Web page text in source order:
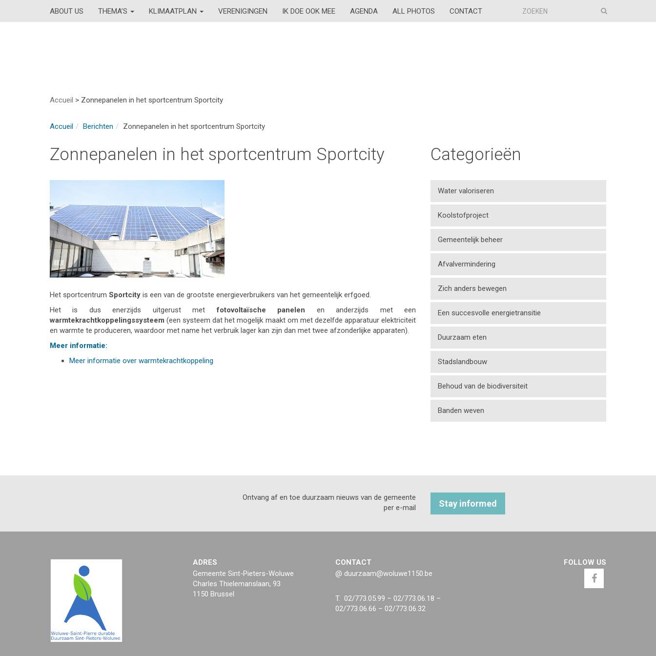
ABOUT US THEMA’S KLIMAATPLAN VERENIGINGEN IK DOE OOK MEE AGENDA ALL PHOTOS CONTACT
Accueil > Zonnepanelen in het sportcentrum Sportcity
Accueil Berichten Zonnepanelen in het sportcentrum Sportcity
Zonnepanelen in het sportcentrum Sportcity
Het sportcentrum Sportcity is een van de grootste energieverbruikers van het gemeentelijk erfgoed.
Het is dus enerzijds uitgerust metfotovoltaïsche panelen en anderzijds met een
warmtekrachtkoppelingssysteem (een systeem dat het mogelijk maakt om met dezelfde apparatuur elektriciteit
en warmte te produceren, waardoor met name het verbruik lager kan zijn dan met twee afzonderlijke apparaten).
Meer informatie:
Meer informatie over warmtekrachtkoppeling
Categorieën
Water valoriseren
Koolstofproject
Gemeentelijk beheer
Afvalvermindering
Zich anders bewegen
Een succesvolle energietransitie
Duurzaam eten
Stadslandbouw
Behoud van de biodiversiteit
Banden weven
Ontvang af en toe duurzaam nieuws van de gemeente
per e-mail
Stay informed
ADRES
Gemeente Sint-Pieters-Woluwe
Charles Thielemanslaan, 93
1150 Brussel
CONTACT
@ duurzaam@woluwe1150.be
T. 02/773.05.99 – 02/773.06.18 –
02/773.06.66 – 02/773.06.32
FOLLOW US